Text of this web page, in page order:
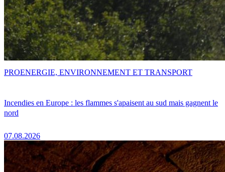
Incendies en Europe : les flammes s'apaisent au sud mais gagnent le
nord
07.08.2026
PROENERGIE, ENVIRONNEMENT ET TRANSPORT